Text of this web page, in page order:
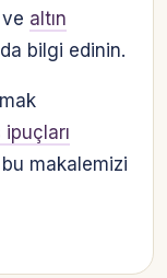
ve altın
bilgi edinin.
makalemizi